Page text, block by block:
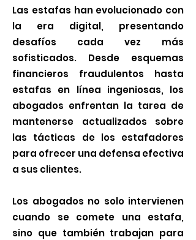
Las estafas han evolucionado con
la era digital, presentando
desafíos cada vez más
sofisticados. Desde esquemas
financieros fraudulentos hasta
estafas en línea ingeniosas, los
abogados enfrentan la tarea de
mantenerse actualizados sobre
las tácticas de los estafadores
para ofrecer una defensa efectiva
a sus clientes.
Los abogados no solo intervienen
cuando se comete una estafa,
sino que también trabajan para